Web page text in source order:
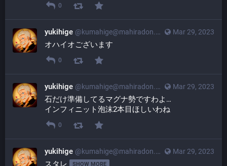
0
Mar 29, 2023
yukihige @kumahige@mahiradon.com
オハイオございます
0
Mar 29, 2023
yukihige @kumahige@mahiradon.com
石だけ準備してるマグナ勢ですわよ…
インフィニット泡沫2本目ほしいわね
0
Mar 29, 2023
yukihige @kumahige@mahiradon.com
スタレ SHOW MORE